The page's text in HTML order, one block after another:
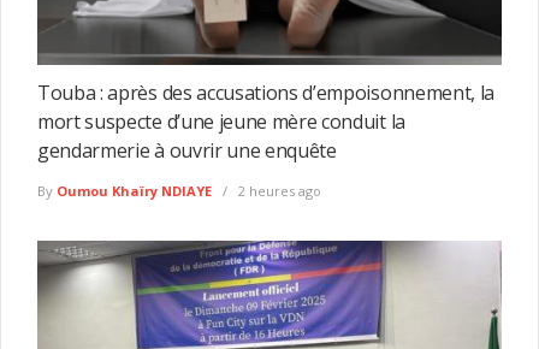
Touba : après des accusations d’empoisonnement, la
mort suspecte d’une jeune mère conduit la
gendarmerie à ouvrir une enquête
By Oumou Khaïry NDIAYE 2 heures ago